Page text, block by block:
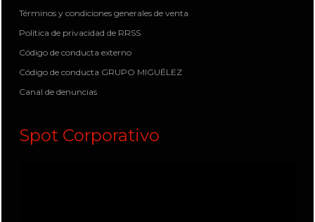
Términos y condiciones generales de venta
Política de privacidad de RRSS
Código de conducta externo
Código de conducta GRUPO MIGUÉLEZ
Canal de denuncias
Spot Corporativo